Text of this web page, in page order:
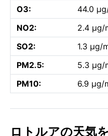
O3:
44.0
NO2:
2.4 µg/
SO2:
1.3 µg/
PM2.5:
5.3 µg/
PM10:
6.9 µg/
ロトルアの天気